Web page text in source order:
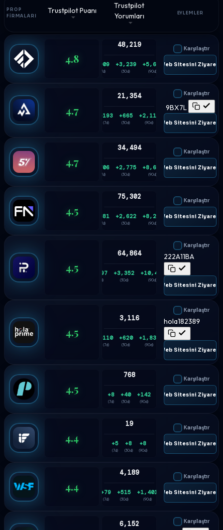
PROP
FIRMALARI
Trustpilot Puanı
Trustpilot
Yorumları
EYLEMLER
4.8
48,219
+909
(7d)
+3,239
(30d)
+5,688
(90d)
Karşılaştır
🌐 Web Sitesini Ziyaret
4.7
21,354
+193
(7d)
+665
(30d)
+2,114
(90d)
Karşılaştır
9BX7L
🌐 Web Sitesini Ziyaret
4.7
34,494
+706
(7d)
+2,775
(30d)
+8,614
(90d)
Karşılaştır
🌐 Web Sitesini Ziyaret
4.5
75,302
+681
(7d)
+2,622
(30d)
+8,206
(90d)
Karşılaştır
🌐 Web Sitesini Ziyaret
4.5
64,864
+897
(7d)
+3,352
(30d)
+10,434
(90d)
Karşılaştır
222A11BA
🌐 Web Sitesini Ziyaret
4.5
3,116
+110
(7d)
+620
(30d)
+1,835
(90d)
Karşılaştır
hola182389
🌐 Web Sitesini Ziyaret
4.5
768
+8
(7d)
+40
(30d)
+142
(90d)
Karşılaştır
🌐 Web Sitesini Ziyaret
4.4
19
+5
(7d)
+8
(30d)
+8
(90d)
Karşılaştır
🌐 Web Sitesini Ziyaret
4.4
4,189
+79
(7d)
+515
(30d)
+1,401
(90d)
Karşılaştır
🌐 Web Sitesini Ziyaret
6,152 Karşılaştır